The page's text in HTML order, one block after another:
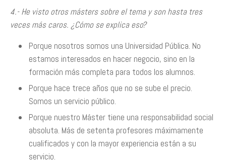
4.- He visto otros másters sobre el tema y son hasta tres
veces más caros. ¿Cómo se explica eso?
Porque nosotros somos una Universidad Pública. No
estamos interesados en hacer negocio, sino en la
formación más completa para todos los alumnos.
Porque hace trece años que no se sube el precio.
Somos un servicio público.
Porque nuestro Máster tiene una responsabilidad social
absoluta. Más de setenta profesores máximamente
cualificados y con la mayor experiencia están a su
servicio.